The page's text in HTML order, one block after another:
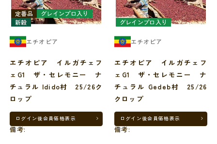
定番品
グレインプロ入り
新穀
エチオピア
エチオピア イルガチェフ
ェG1 ザ・セレモニー ナ
チュラル Idido村 25/26ク
ロップ
ログイン後会員価格表示
備考:
グレインプロ入り
エチオピア
エチオピア イルガチェフ
ェG1 ザ・セレモニー ナ
チュラル Gedeb村 25/26
クロップ
ログイン後会員価格表示
備考: